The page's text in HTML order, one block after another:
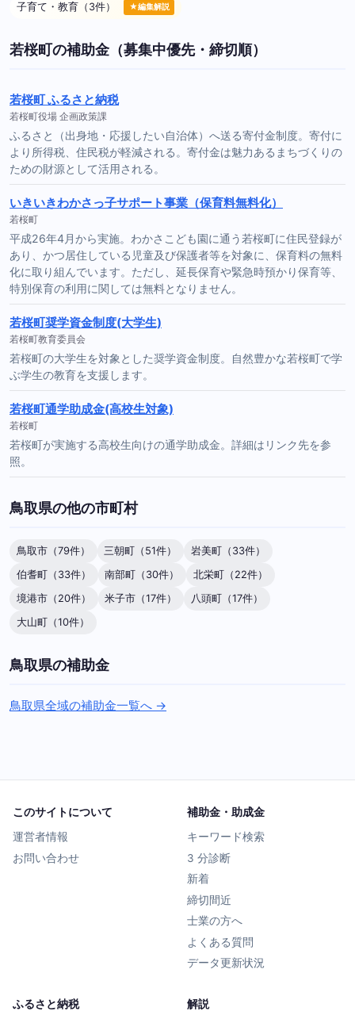
子育て・教育（3件） ★編集解説
若桜町の補助金（募集中優先・締切順）
若桜町 ふるさと納税
若桜町役場 企画政策課
ふるさと（出身地・応援したい自治体）へ送る寄付金制度。寄付に
より所得税、住民税が軽減される。寄付金は魅力あるまちづくりの
ための財源として活用される。
いきいきわかさっ子サポート事業（保育料無料化）
若桜町
平成26年4月から実施。わかさこども園に通う若桜町に住民登録が
あり、かつ居住している児童及び保護者等を対象に、保育料の無料
化に取り組んでいます。ただし、延長保育や緊急時預かり保育等、
特別保育の利用に関しては無料となりません。
若桜町奨学資金制度(大学生)
若桜町教育委員会
若桜町の大学生を対象とした奨学資金制度。自然豊かな若桜町で学
ぶ学生の教育を支援します。
若桜町通学助成金(高校生対象)
若桜町
若桜町が実施する高校生向けの通学助成金。詳細はリンク先を参
照。
鳥取県の他の市町村
鳥取市（79件） 三朝町（51件）
岩美町（33件）
伯耆町（33件）
南部町（30件）
北栄町（22件）
境港市（20件）
米子市（17件）
八頭町（17件）
大山町（10件）
鳥取県の補助金
鳥取県全域の補助金一覧へ →
このサイトについて
運営者情報
お問い合わせ
補助金・助成金
キーワード検索
3 分診断
新着
締切間近
士業の方へ
よくある質問
データ更新状況
ふるさと納税 解説